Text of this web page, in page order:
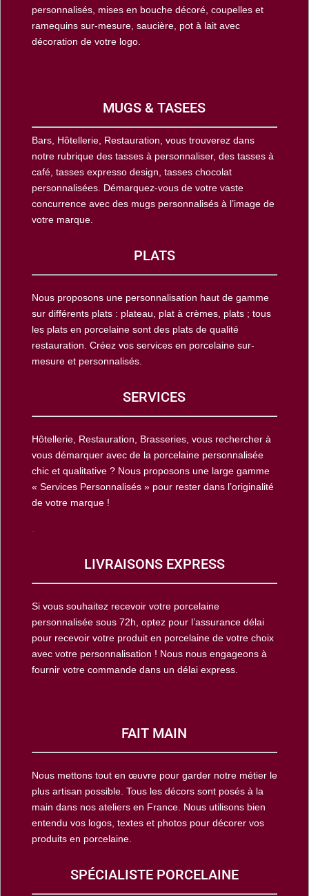
personnalisés, mises en bouche décoré, coupelles et
ramequins sur-mesure, saucière, pot à lait avec
décoration de votre logo.
MUGS & TASEES
Bars, Hôtellerie, Restauration, vous trouverez dans
notre rubrique des tasses à personnaliser, des tasses à
café, tasses expresso design, tasses chocolat
personnalisées. Démarquez-vous de votre vaste
concurrence avec des mugs personnalisés à l’image de
votre marque.
PLATS
Nous proposons une personnalisation haut de gamme
sur différents plats : plateau, plat à crèmes, plats ; tous
les plats en porcelaine sont des plats de qualité
restauration. Créez vos services en porcelaine sur-
mesure et personnalisés.
SERVICES
Hôtellerie, Restauration, Brasseries, vous rechercher à
vous démarquer avec de la porcelaine personnalisée
chic et qualitative ? Nous proposons une large gamme
« Services Personnalisés » pour rester dans l’originalité
de votre marque !
LIVRAISONS EXPRESS
Si vous souhaitez recevoir votre porcelaine
personnalisée sous 72h, optez pour l’assurance délai
pour recevoir votre produit en porcelaine de votre choix
avec votre personnalisation ! Nous nous engageons à
fournir votre commande dans un délai express.
FAIT MAIN
Nous mettons tout en œuvre pour garder notre métier le
plus artisan possible. Tous les décors sont posés à la
main dans nos ateliers en France. Nous utilisons bien
entendu vos logos, textes et photos pour décorer vos
produits en porcelaine.
SPÉCIALISTE PORCELAINE